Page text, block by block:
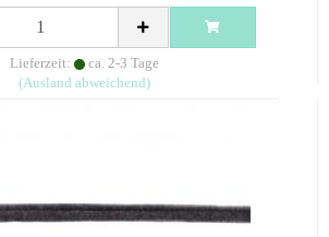
Lieferzeit:
ca. 2-3 Tage
(Ausland abweichend)